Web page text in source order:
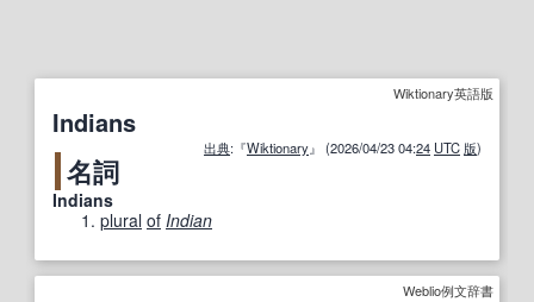
Wiktionary英語版
Indians
出典:『Wiktionary』 (2026/04/23 04:24 UTC 版)
名詞
Indians
plural of Indian
Weblio例文辞書